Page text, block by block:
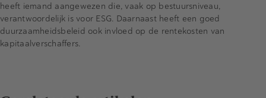
heeft iemand aangewezen die, vaak op bestuursniveau,
verantwoordelijk is voor ESG. Daarnaast heeft een goed
duurzaamheidsbeleid ook invloed op de rentekosten van
kapitaalverschaffers.